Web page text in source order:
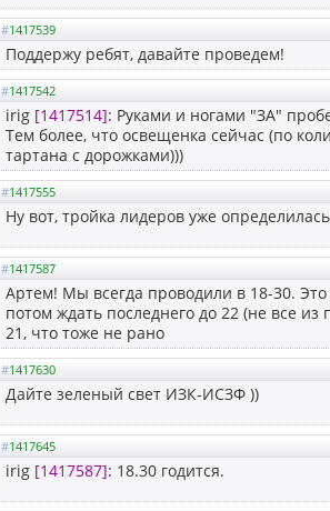
#1417539
Поддержу ребят, давайте проведем!
#1417542
irig [1417514]: Руками и ногами "ЗА"
Тем более, что освещенка сейчас (по
тартана с дорожками)))
#1417555
Ну вот, тройка лидеров уже
#1417587
Артем! Мы всегда проводили в 18-30.
потом ждать последнего до 22 (не все
21, что тоже не рано
#1417630
Дайте зеленый свет ИЗК-ИСЗФ ))
#1417645
irig [1417587]: 18.30 годится.